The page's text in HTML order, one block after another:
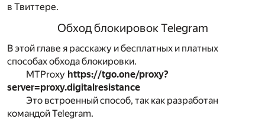
в Твиттере.
Обход блокировок Telegram
В этой главе я расскажу и бесплатных и платных
способах обхода блокировки.
MTProxy https://tgo.one/proxy?
server=proxy.digitalresistance
Это встроенный способ, так как разработан
командой Telegram.